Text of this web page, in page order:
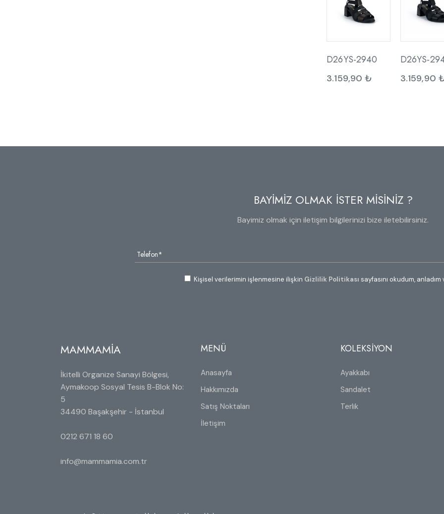
D26YS-2940
3.159,90₺
D26YS-
3.159,90
BAYİMİZ OLMAK İSTER MİSİNİZ ?
Bayimiz olmak için iletişim bilgilerinizi bize iletebilirsiniz.
Kişisel verilerimin işlenmesine ilişkin Gizlilik Politikası sayfasını okudum, anladım
MAMMAMİA
İkitelli Organize Sanayi Bölgesi,
Aymakoop Sosyal Tesis B-Blok No:
5
34490 Başakşehir - İstanbul
0212 671 18 60
info@mammamia.com.tr
MENÜ
Anasayfa
Hakkımızda
Satış Noktaları
İletişim
KOLEKSİYON
Ayakkabı
Sandalet
Terlik